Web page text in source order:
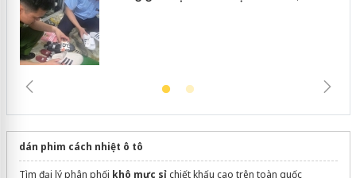
dán phim cách nhiệt ô tô
Tìm đại lý phân phối khô mực sỉchiết khấu cao trên toàn quốc